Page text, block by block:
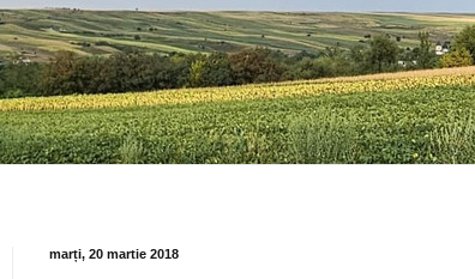
marți, 20 martie 2018